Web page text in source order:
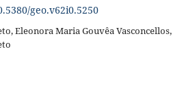
geo.v62i0.5250
Eleonora Maria Gouvêa Vasconcellos,